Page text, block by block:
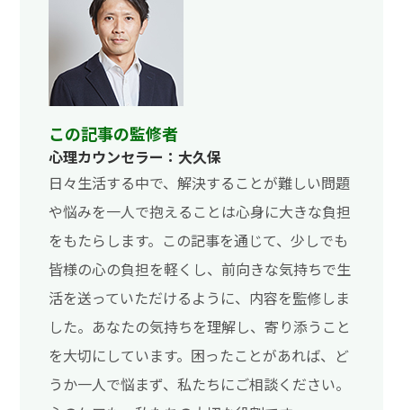
この記事の監修者
心理カウンセラー：大久保
日々生活する中で、解決することが難しい問題
や悩みを一人で抱えることは心身に大きな負担
をもたらします。この記事を通じて、少しでも
皆様の心の負担を軽くし、前向きな気持ちで生
活を送っていただけるように、内容を監修しま
した。あなたの気持ちを理解し、寄り添うこと
を大切にしています。困ったことがあれば、ど
うか一人で悩まず、私たちにご相談ください。